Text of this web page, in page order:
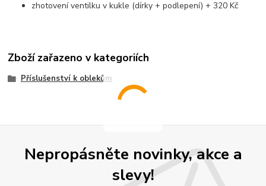
zhotovení ventilku v kukle (dírky + podlepení) + 320 Kč
Zboží zařazeno v kategoriích
Příslušenství k oblekům
Nepropásněte novinky, akce a
slevy!